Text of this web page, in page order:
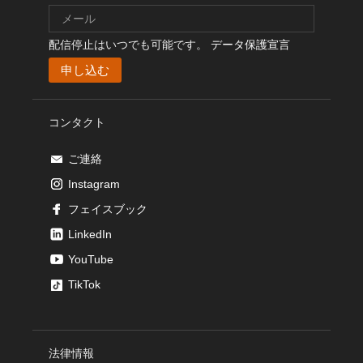
配信停止はいつでも可能です。 データ保護宣言
コンタクト
ご連絡
Instagram
フェイスブック
LinkedIn
YouTube
TikTok
法律情報